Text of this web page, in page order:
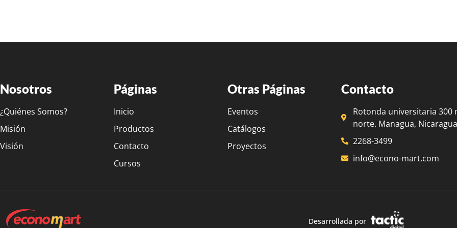
Nosotros
¿Quiénes Somos?
Misión
Visión
Páginas
Inicio
Productos
Contacto
Cursos
Otras Páginas
Eventos
Catálogos
Proyectos
Contacto
Rotonda universitaria 300
norte. Managua,
2268-3499
info@econo-mart.com
Desarrollada por